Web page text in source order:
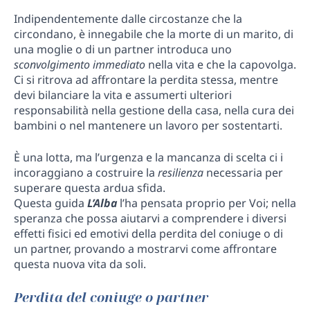
Indipendentemente dalle circostanze che la
circondano, è innegabile che la morte di un marito, di
una moglie o di un partner introduca uno
sconvolgimento immediato nella vita e che la capovolga.
Ci si ritrova ad affrontare la perdita stessa, mentre
devi bilanciare la vita e assumerti ulteriori
responsabilità nella gestione della casa, nella cura dei
bambini o nel mantenere un lavoro per sostentarti.
È una lotta, ma l’urgenza e la mancanza di scelta ci i
incoraggiano a costruire la resilienza necessaria per
superare questa ardua sfida.
Questa guida L’Albal’ha pensata proprio per Voi; nella
speranza che possa aiutarvi a comprendere i diversi
effetti fisici ed emotivi della perdita del coniuge o di
un partner, provando a mostrarvi come affrontare
questa nuova vita da soli.
Perdita del coniuge o partner